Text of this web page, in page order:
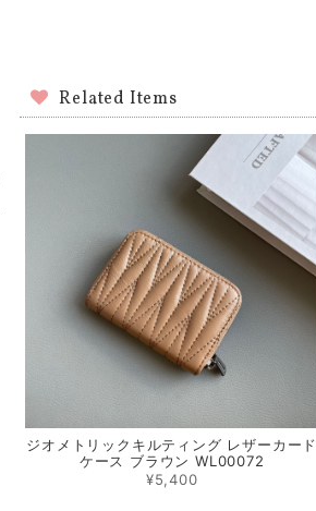
Related Items
ジオメトリックキルティング レザーカード
ケース ブラウン WL00072
¥5,400